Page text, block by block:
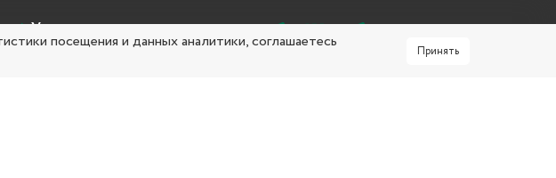
Услуги
посещения и данных аналитики, соглашаетесь
Принять